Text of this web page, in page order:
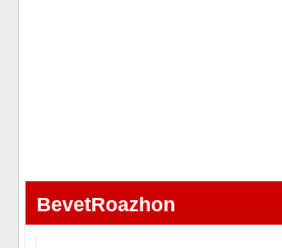
BevetRoazhon